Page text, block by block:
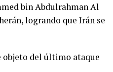
bin Abdulrahman Al
logrando que Irán se
objeto del último ataque